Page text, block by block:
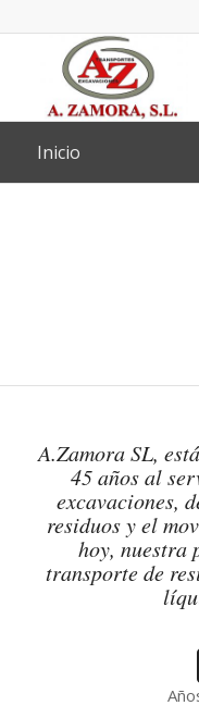
Inicio
A.Zamora SL,
45 años al
excavaciones,
residuos y el
hoy, nuestra
transporte de